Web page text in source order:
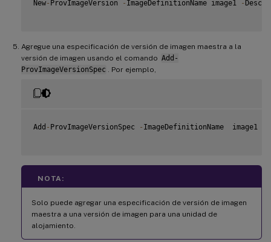
New- ProvImageVersion - ImageDefinitionName image1 -
Agregue una especificación de versión de imagen maestra a la
versión de imagen usando el comando Add-
ProvImageVersionSpec
. Por ejemplo,
Add - ProvImageVersionSpec - ImageDefinitionName  image1
NOTA:
Solo puede agregar una especificación de versión de imagen
maestra a una versión de imagen para una unidad de
alojamiento.